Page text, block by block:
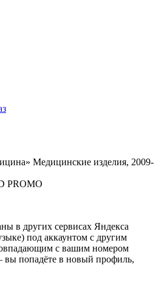
Медицинские изделия, 2009-
PROMO
в других сервисах Яндекса
под аккаунтом с другим
с вашим номером
попадёте в новый профиль,